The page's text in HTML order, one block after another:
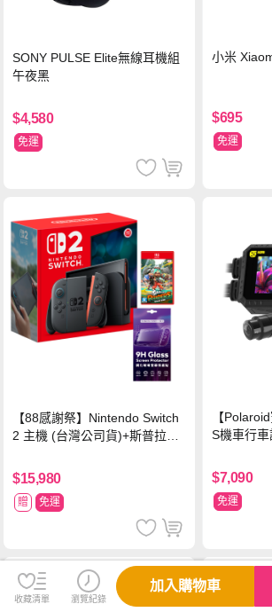
SONY PULSE Elite無線耳機組
午夜黑
$4,580
免運
小米
$695
免運
【88感謝祭】Nintendo Switch
2 主機 (台灣公司貨)+斯普拉遁
$15,980
贈 免運
【
S機車行車
新小蜂鷹)
$7,090
免運
收藏清單 瀏覽紀錄
加入購物車